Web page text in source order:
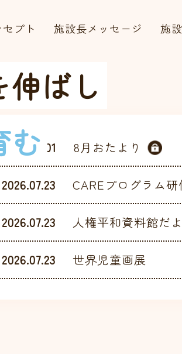
セプト 施設長メッセージ 施
伸ばし
む
2026.08.01 8月おたより
2026.07.23 CAREプログラム研
2026.07.23 人権平和資料館だ
2026.07.23 世界児童画展